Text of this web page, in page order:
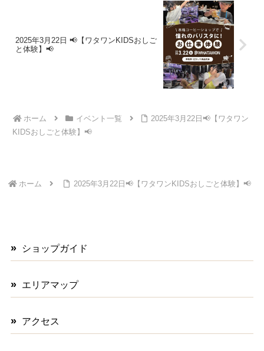
2025年3月22日 📢【ワタワンKIDSおしご
と体験】📢
ホーム イベント一覧
2025年3月22日📢【ワタワン
KIDSおしごと体験】📢
ホーム 2025年3月22日📢【ワタワンKIDSおしごと体験】📢
ショップガイド
エリアマップ
アクセス